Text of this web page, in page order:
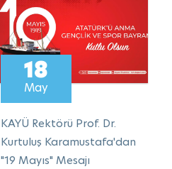
18
May
KAYÜ Rektörü Prof. Dr.
Kurtuluş Karamustafa'dan
"19 Mayıs" Mesajı